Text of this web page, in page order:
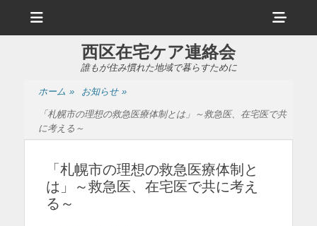
ュ
ヘ
ッ
西区在宅ケア連絡会
誰もが住み慣れた地域で暮らすために
ホーム » お知らせ »
「札幌市の理想の救急医療体制とは」～救急医、在宅医で共
に考える～
「札幌市の理想の救急医療体制と
は」～救急医、在宅医で共に考え
る～